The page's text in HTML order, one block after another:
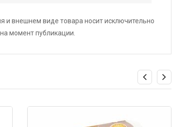
и внешнем виде товара носит исключительно
момент публикации.